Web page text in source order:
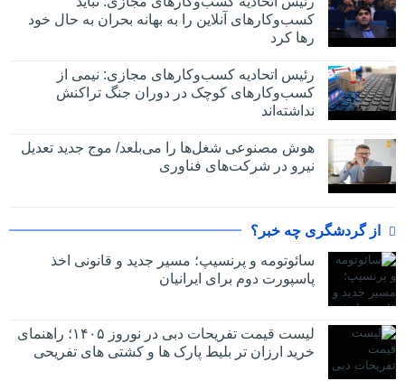
کسب‌وکارهای آنلاین را به بهانه بحران به حال خود
رها کرد
رئیس اتحادیه کسب‌وکارهای مجازی: نیمی از
کسب‌وکارهای کوچک در دوران جنگ‌ تراکنش
نداشته‌اند
هوش مصنوعی شغل‌ها را می‌بلعد/ موج جدید تعدیل
نیرو در شرکت‌های فناوری
از گردشگری چه خبر؟
سائوتومه و پرنسیپ؛ مسیر جدید و قانونی اخذ
پاسپورت دوم برای ایرانیان
لیست قیمت تفریحات دبی در نوروز ۱۴۰۵؛ راهنمای
خرید ارزان تر بلیط پارک ها و کشتی های تفریحی